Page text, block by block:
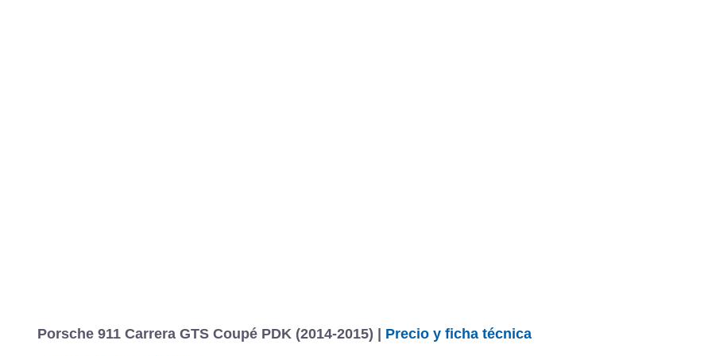
Porsche 911 Carrera GTS Coupé PDK (2014-2015) | Precio y ficha técnica